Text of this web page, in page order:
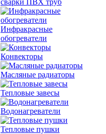
сварки ПВХ труб
Инфракрасные
обогреватели
Конвекторы
Масляные радиаторы
Тепловые завесы
Водонагреватели
Тепловые пушки